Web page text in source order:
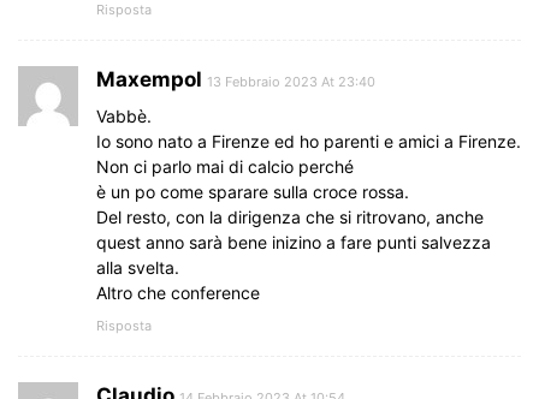
Risposta
Maxempol 13 Febbraio 2023 At 23:40
Vabbè.
Io sono nato a Firenze ed ho parenti e amici a Firenze.
Non ci parlo mai di calcio perché
è un po come sparare sulla croce rossa.
Del resto, con la dirigenza che si ritrovano, anche
quest anno sarà bene inizino a fare punti salvezza
alla svelta.
Altro che conference
Risposta